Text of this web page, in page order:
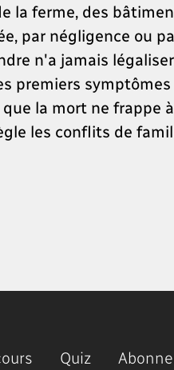
la ferme, des
par négligence ou
n'a jamais
premiers
la mort ne frappe
les conflits de
Quiz